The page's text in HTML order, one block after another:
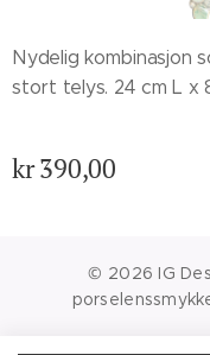
Nydelig kombinasjon
stort telys. 24 cm L x
kr390,00
© 2026 IG